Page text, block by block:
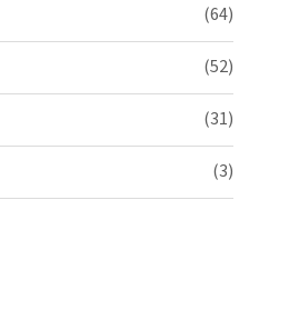
(64)
(52)
(31)
(3)